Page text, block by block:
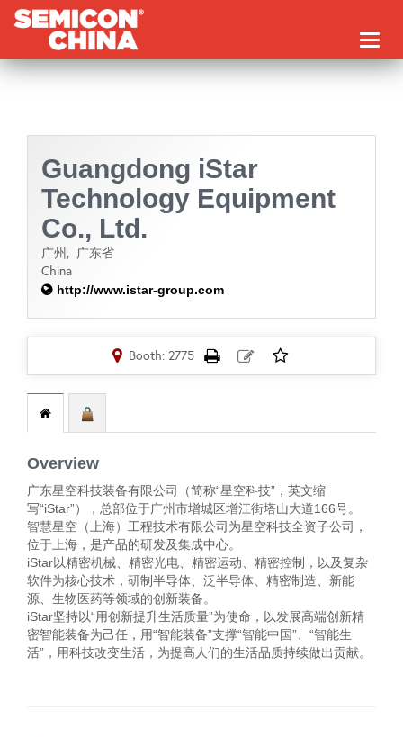
Guangdong iStar
Technology Equipment
Co., Ltd.
广州, 广东省
China
http://www.istar-group.com
Booth: 2775
Overview
广东星空科技装备有限公司（简称“星空科技”，英文缩
写“iStar”），总部位于广州市增城区增江街塔山大道166号。
智慧星空（上海）工程技术有限公司为星空科技全资子公司，
位于上海，是产品的研发及集成中心。
iStar以精密机械、精密光电、精密运动、精密控制，以及复杂
软件为核心技术，研制半导体、泛半导体、精密制造、新能
源、生物医药等领域的创新装备。
iStar坚持以“用创新提升生活质量”为使命，以发展高端创新精
密智能装备为己任，用“智能装备”支撑“智能中国”、“智能生
活”，用科技改变生活，为提高人们的生活品质持续做出贡献。